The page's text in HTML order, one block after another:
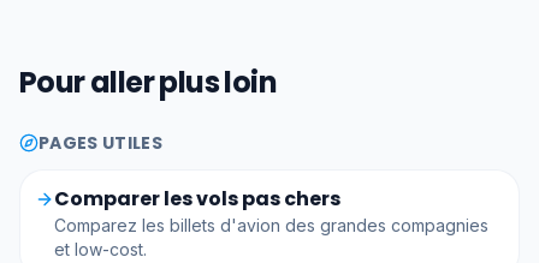
Pour aller plus loin
PAGES UTILES
Comparer les vols pas chers
Comparez les billets d'avion des grandes compagnies
et low-cost.